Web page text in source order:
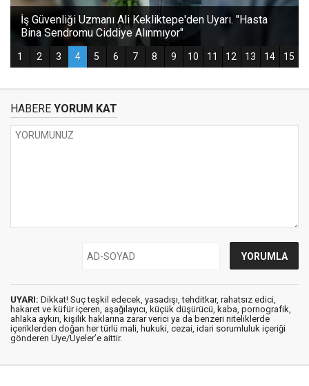
HABERE YORUM KAT
UYARI: Dikkat! Suç teşkil edecek, yasadışı, tehditkar, rahatsız edici,
hakaret ve küfür içeren, aşağılayıcı, küçük düşürücü, kaba, pornografik,
ahlaka aykırı, kişilik haklarına zarar verici ya da benzeri niteliklerde
içeriklerden doğan her türlü mali, hukuki, cezai, idari sorumluluk içeriği
gönderen Üye/Üyeler’e aittir.